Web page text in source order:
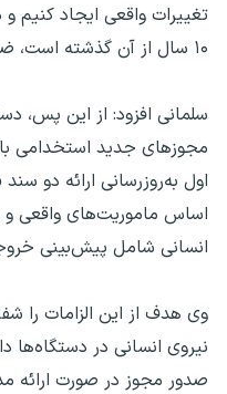
تغییرات واقعی ایجاد کنیم
۱۰ سال از آن گذشته است، ضرورت دارد.
سلمانی افزود: از این پس،
مجوزهای جدید استخدامی
اول به‌روزرسانی ارائه دو
اساس ماموریت‌های واقعی و
انسانی شامل پیش‌بینی
وی هدف از این الزامات
نیروی انسانی در دستگاه‌ها
صدور مجوز در صورت ارائه